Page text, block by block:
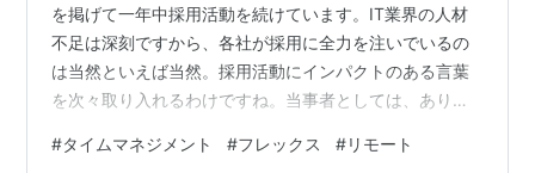
を掲げて一年中採用活動を続けています。IT業界の人材
不足は深刻ですから、各社が採用に全力を注いでいるの
は当然といえば当然。採用活動にインパクトのある言葉
を次々取り入れるわけですね。当事者としては、ありが
る介護・医療業界に目を向けると──「介護者が入所者を
#タイムマネジメント #フレックス #リモート